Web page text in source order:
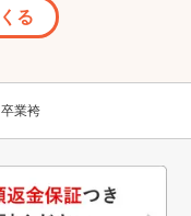
る
業袴